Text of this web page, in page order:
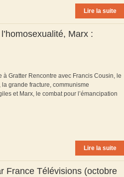
Lire la suite
Marx :
Gratter Rencontre avec Francis Cousin, le
grande fracture, communisme
et Marx, le combat pour l’émancipation
Lire la suite
France Télévisions (octobre